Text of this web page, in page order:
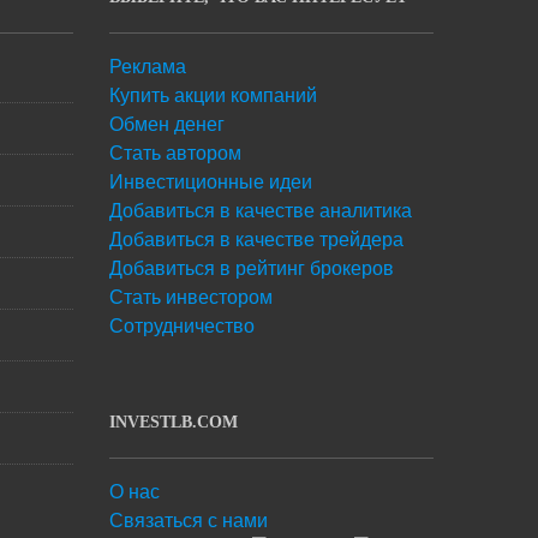
Реклама
Купить акции компаний
Обмен денег
Стать автором
Инвестиционные идеи
Добавиться в качестве аналитика
Добавиться в качестве трейдера
Добавиться в рейтинг брокеров
Стать инвестором
Сотрудничество
INVESTLB.COM
О нас
Связаться с нами